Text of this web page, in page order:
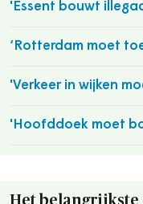
'Essent bouwt
‘Rotterdam moet
'Verkeer in wijken
'Hoofddoek moet
Het belangrijkste